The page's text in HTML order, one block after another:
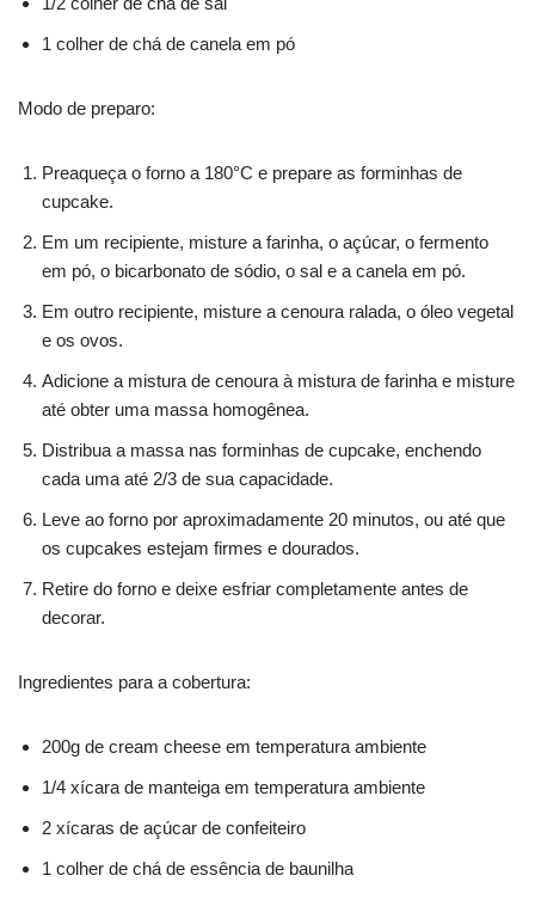
1 colher de chá de canela em pó
Modo de preparo:
Preaqueça o forno a 180°C e prepare as forminhas de
cupcake.
Em um recipiente, misture a farinha, o açúcar, o fermento
em pó, o bicarbonato de sódio, o sal e a canela em pó.
Em outro recipiente, misture a cenoura ralada, o óleo vegetal
e os ovos.
Adicione a mistura de cenoura à mistura de farinha e misture
até obter uma massa homogênea.
Distribua a massa nas forminhas de cupcake, enchendo
cada uma até 2/3 de sua capacidade.
Leve ao forno por aproximadamente 20 minutos, ou até que
os cupcakes estejam firmes e dourados.
Retire do forno e deixe esfriar completamente antes de
decorar.
Ingredientes para a cobertura:
200g de cream cheese em temperatura ambiente
1/4 xícara de manteiga em temperatura ambiente
2 xícaras de açúcar de confeiteiro
1 colher de chá de essência de baunilha